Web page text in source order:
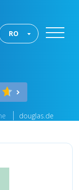
RO
douglas.de